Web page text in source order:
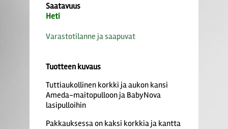
Saatavuus
Heti
Varastotilanne ja saapuvat
Tuotteen kuvaus
Tuttiaukollinen korkki ja aukon kansi
Ameda-maitopulloon ja BabyNova
lasipulloihin
Pakkauksessa on kaksi korkkia ja kantta